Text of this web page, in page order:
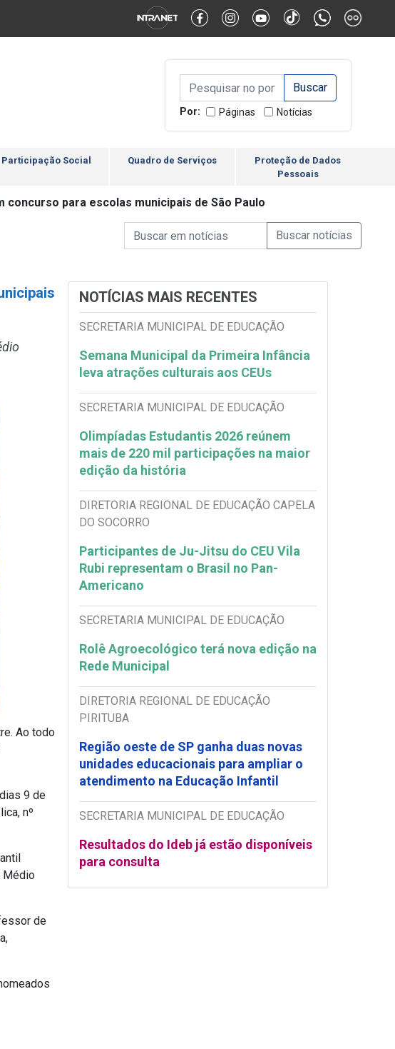
Alternar Alto Contraste Alternar Tamanho da Fonte
Campo de Busca de
Campo de Busca de informaçõesEnviar a Busca
Por: Páginas Notícias
Participação Social Quadro de Serviços
Proteção de Dados
Pessoais
para escolas municipais de São Paulo
Campo de Busca de Notícias
Campo de Busca de informaçõesEnviar a Busca de
Ao todo
9 de
nº
Médio
de
NOTÍCIAS MAIS RECENTES
SECRETARIA MUNICIPAL DE EDUCAÇÃO
Semana Municipal da Primeira Infância
leva atrações culturais aos CEUs
SECRETARIA MUNICIPAL DE EDUCAÇÃO
Olimpíadas Estudantis 2026 reúnem
mais de 220 mil participações na maior
edição da história
DIRETORIA REGIONAL DE EDUCAÇÃO CAPELA
DO SOCORRO
Participantes de Ju-Jitsu do CEU Vila
Rubi representam o Brasil no Pan-
Americano
SECRETARIA MUNICIPAL DE EDUCAÇÃO
Rolê Agroecológico terá nova edição na
Rede Municipal
DIRETORIA REGIONAL DE EDUCAÇÃO
PIRITUBA
Região oeste de SP ganha duas novas
unidades educacionais para ampliar o
atendimento na Educação Infantil
SECRETARIA MUNICIPAL DE EDUCAÇÃO
Resultados do Ideb já estão disponíveis
para consulta